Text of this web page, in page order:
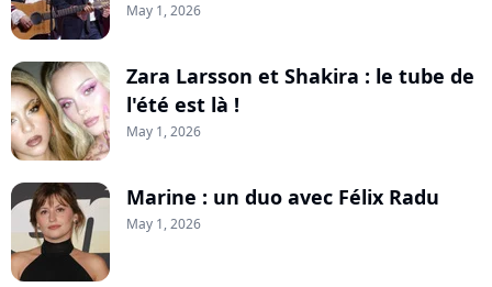
May 1, 2026
Zara Larsson et Shakira : le tube de
l'été est là !
May 1, 2026
Marine : un duo avec Félix Radu
May 1, 2026